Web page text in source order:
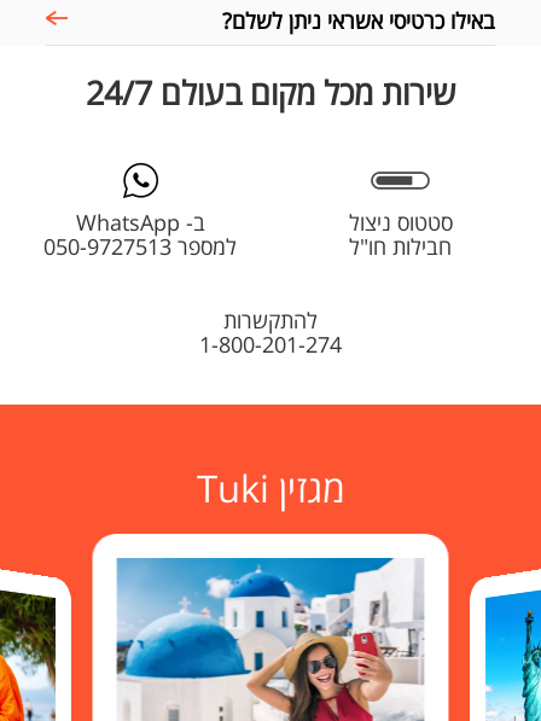
באילו כרטיסי אשראי ניתן לשלם?
שירות מכל מקום בעולם 24/7
סטטוס ניצול
חבילות חו"ל
ב- WhatsApp
למספר 050-9727513
להתקשרות
1-800-201-274
מגזין Tuki